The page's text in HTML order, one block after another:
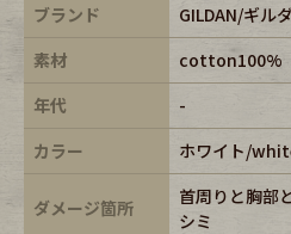
ブランド
GILDAN/ギル
素材
cotton100%
年代
-
カラー
ホワイト/
ダメージ箇所
首周りと胸部
シミ